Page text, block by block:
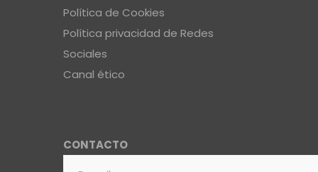
Política de Cookies
Política privacidad de Redes
Sociales
Canal ético
CONTACTO